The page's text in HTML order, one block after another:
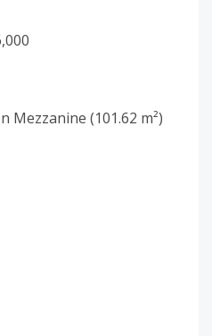
Mezzanine (101.62 m²)